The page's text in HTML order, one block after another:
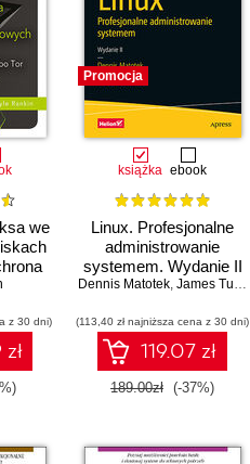
we
Tor
z 30 dni)
Promocja
książka ebook
Linux. Profesjonalne
administrowanie
systemem. Wydanie II
Dennis Matotek, James Turnbull
(113,40 zł najniższa cena z 30 dni)
119.07 zł
189.00zł (-37%)